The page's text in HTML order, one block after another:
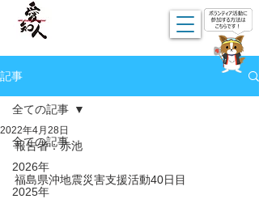
記事
全ての記事
2026年
2025年
全ての記事
2022年4月28日
報告者：赤池
福島県沖地震災害支援活動40日目